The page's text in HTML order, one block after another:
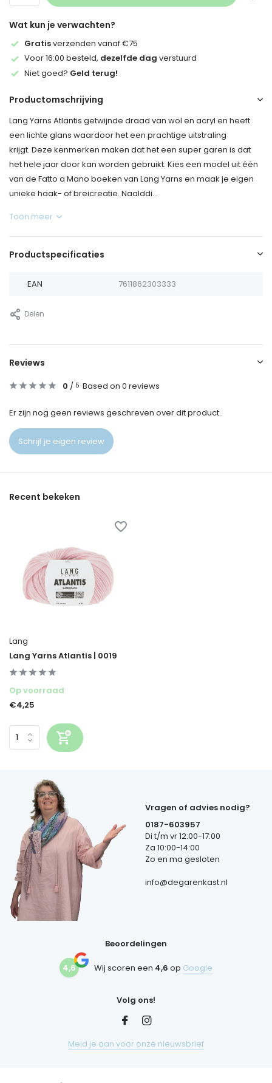
Wat kun je verwachten?
Gratisverzenden vanaf €75
Voor 16:00 besteld, dezelfde dag verstuurd
Niet goed? Geld terug!
Productomschrijving
Lang Yarns Atlantis getwijnde draad van wol en acryl en heeft
een lichte glans waardoor het een prachtige uitstraling
krijgt. Deze kenmerken maken dat het een super garen is dat
het hele jaar door kan worden gebruikt. Kies een model uit één
van de Fatto a Mano boeken van Lang Yarns en maak je eigen
unieke haak- of breicreatie. Naalddi...
Toon meer
Productspecificaties
EAN 7611862303333
Delen
Reviews
0 / 5 Based on 0 reviews
Er zijn nog geen reviews geschreven over dit product..
Schrijf je eigen review
Recent bekeken
Lang
Lang Yarns Atlantis | 0019
Op voorraad
€4,25
Vragen of advies nodig?
0187-603957
Di t/m vr 12:00-17:00
Za 10:00-14:00
Zo en ma gesloten
info@degarenkast.nl
Beoordelingen
4,6 Wij scoren een 4,6 op Google
Volg ons!
Meld je aan voor onze nieuwsbrief